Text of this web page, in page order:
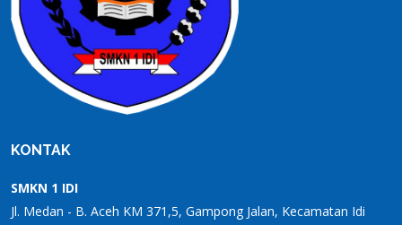
KONTAK
SMKN 1 IDI
Jl. Medan - B. Aceh KM 371,5, Gampong Jalan, Kecamatan Idi